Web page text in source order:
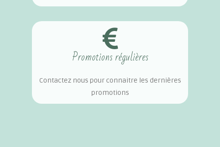
Promotions régulières
Contactez nous pour connaitre les dernières
promotions